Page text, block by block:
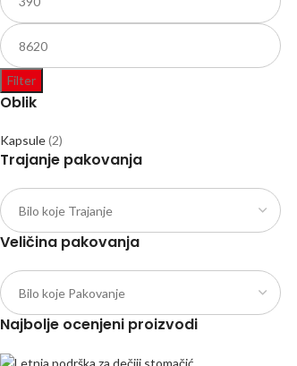
Filter
Oblik
Kapsule(2)
Trajanje pakovanja
Veličina pakovanja
Najbolje ocenjeni proizvodi